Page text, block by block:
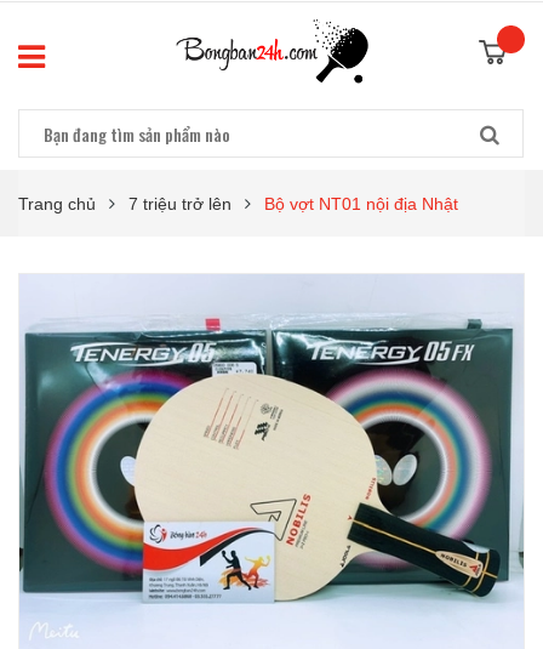
Trang chủ 7 triệu trở lên Bộ vợt NT01 nội địa Nhật